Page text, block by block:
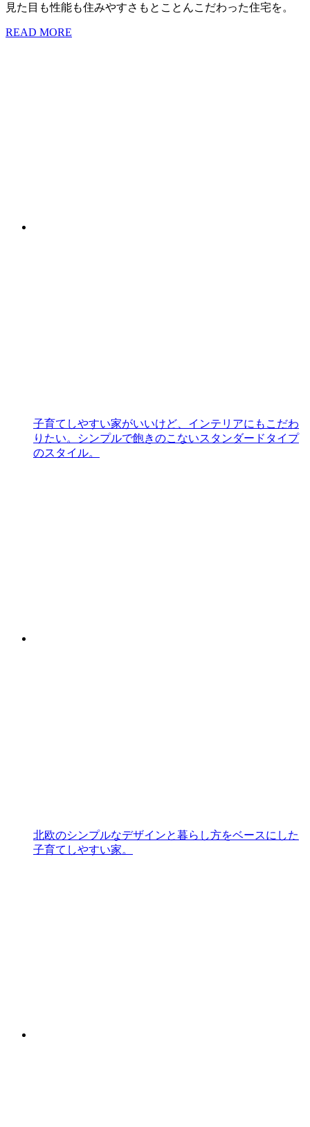
見た目も性能も住みやすさもとことんこだわった住宅を。
READ MORE
子育てしやすい家がいいけど、インテリアにもこだわ
りたい。シンプルで飽きのこないスタンダードタイプ
のスタイル。
北欧のシンプルなデザインと暮らし方をベースにした
子育てしやすい家。